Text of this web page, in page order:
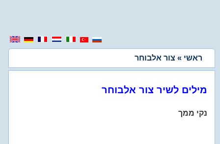
ראשי » צור אלבוחר
מילים לשיר צור אלבוחר
נקי ממך